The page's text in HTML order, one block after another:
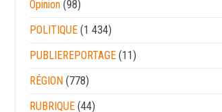
Opinion (98)
POLITIQUE (1 434)
PUBLIEREPORTAGE (11)
RÉGION (778)
RUBRIQUE (44)